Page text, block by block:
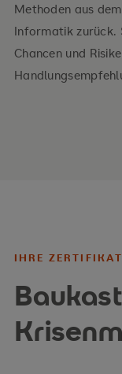
Ihre Vorteile
Relevante
Methoden aus
Informatik zurück.
Chancen und
IHRE